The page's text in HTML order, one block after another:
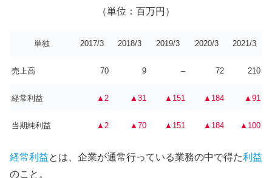
（単位：百万円）
単独 2017/3 2018/3 2019/3 2020/3 2021/3
売上高 70 9 – 72 210
経常利益 ▲2 ▲31 ▲151 ▲184 ▲91
当期純利益 ▲2 ▲70 ▲151 ▲184 ▲100
経常利益とは、企業が通常行っている業務の中で得た利益
のこと。